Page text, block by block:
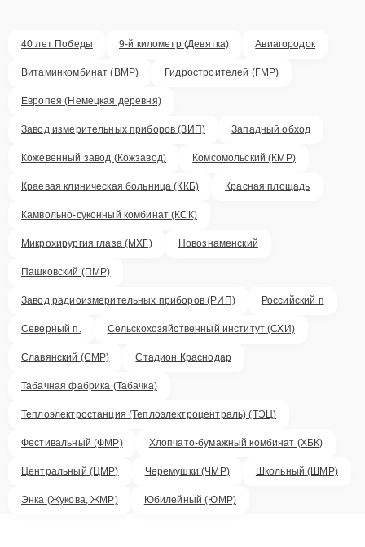
40 лет Победы 9-й километр (Девятка) Авиагородок
Витаминкомбинат (ВМР) Гидростроителей (ГМР)
Европея (Немецкая деревня)
Завод измерительных приборов (ЗИП) Западный обход
Кожевенный завод (Кожзавод) Комсомольский (КМР)
Краевая клиническая больница (ККБ) Красная площадь
Камвольно-суконный комбинат (КСК)
Микрохирургия глаза (МХГ) Новознаменский
Пашковский (ПМР)
Завод радиоизмерительных приборов (РИП) Российский п
Северный п. Сельскохозяйственный институт (СХИ)
Славянский (СМР) Стадион Краснодар
Табачная фабрика (Табачка)
Теплоэлектростанция (Теплоэлектроцентраль) (ТЭЦ)
Фестивальный (ФМР) Хлопчато-бумажный комбинат (ХБК)
Центральный (ЦМР) Черемушки (ЧМР) Школьный (ШМР)
Энка (Жукова, ЖМР) Юбилейный (ЮМР)